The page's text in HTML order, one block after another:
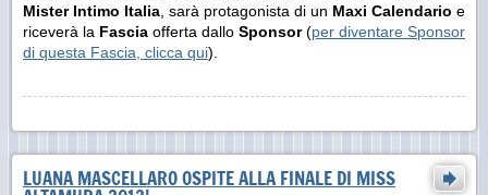
Mister Intimo Italia , sarà protagonista di un Maxi Calendario e
riceverà la Fascia offerta dallo Sponsor(per diventare Sponsor
di questa Fascia, clicca qui).
LUANA MASCELLARO OSPITE ALLA FINALE DI MISS